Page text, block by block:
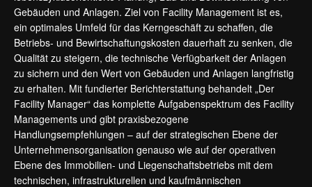
Gebäuden und Anlagen. Ziel von Facility Management ist es,
ein optimales Umfeld für das Kerngeschäft zu schaffen, die
Betriebs- und Bewirtschaftungskosten dauerhaft zu senken, die
Qualität zu steigern, die technische Verfügbarkeit der Anlagen
zu sichern und den Wert von Gebäuden und Anlagen langfristig
zu erhalten. Mit fundierter Berichterstattung behandelt „Der
Facility Manager“ das komplette Aufgabenspektrum des Facility
Managements und gibt praxisbezogene
Handlungsempfehlungen – auf der strategischen Ebene der
Unternehmensorganisation genauso wie auf der operativen
Ebene des Immobilien- und Liegenschaftsbetriebs mit dem
technischen, infrastrukturellen und kaufmännischen